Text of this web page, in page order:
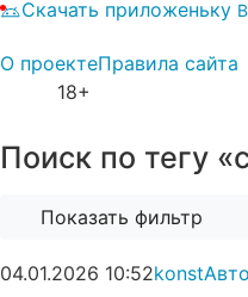
Скачать приложеньку
О проектеПравила сайта
18+
Поиск по тегу
Показать фильтр
04.01.2026 10:52konst